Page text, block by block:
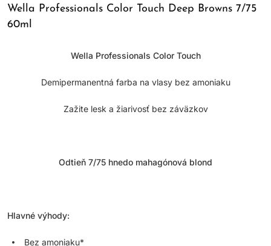
Wella Professionals Color Touch Deep Browns 7/75
60ml
Wella Professionals Color Touch
Demipermanentná farba na vlasy bez amoniaku
Zažite lesk a žiarivosť bez záväzkov
Odtieň 7/75 hnedo mahagónová blond
Hlavné výhody:
Bez amoniaku*